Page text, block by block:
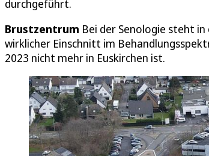
durchgeführt.
Brustzentrum Bei der Senologie steht
wirklicher Einschnitt im
2023 nicht mehr in Euskirchen ist.